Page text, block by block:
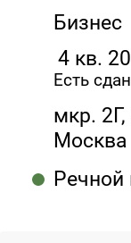
Бизнес
4 кв.
Есть
мкр.
Москва
Речной